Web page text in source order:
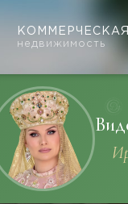
КОММЕРЧЕСКАЯ
недвижимость